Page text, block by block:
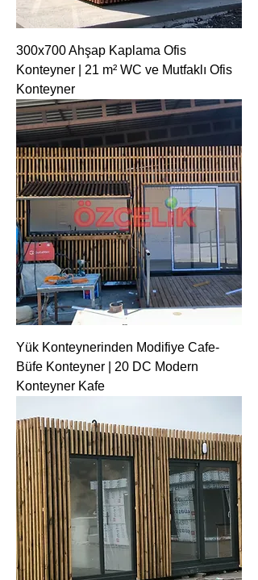
300x700 Ahşap Kaplama Ofis
Konteyner | 21 m² WC ve Mutfaklı Ofis
Konteyner
Yük Konteynerinden Modifiye Cafe-
Büfe Konteyner | 20 DC Modern
Konteyner Kafe